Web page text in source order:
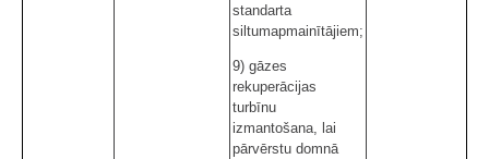
standarta
siltumapmainītājiem;
9) gāzes
rekuperācijas
turbīnu
izmantošana, lai
pārvērstu domnā